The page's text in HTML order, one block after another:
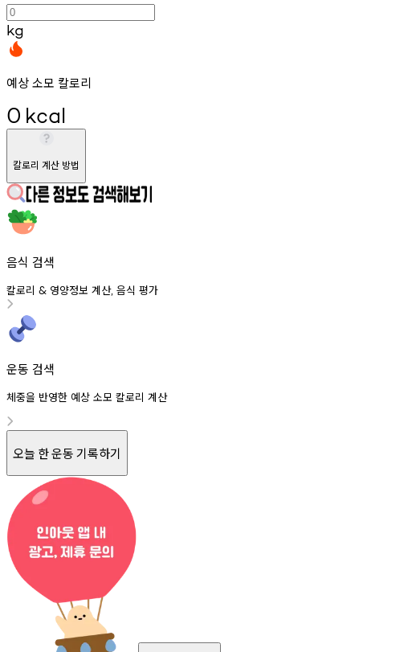
kg
예상 소모 칼로리
0 kcal
칼로리 계산 방법
음식 검색
칼로리 & 영양정보 계산, 음식 평가
운동 검색
체중을 반영한 예상 소모 칼로리 계산
오늘 한 운동 기록하기